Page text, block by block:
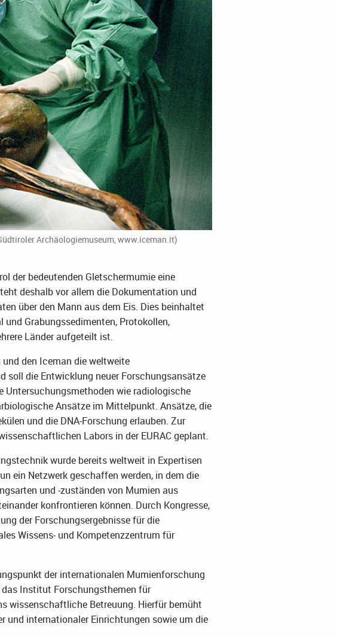
Archäologiemuseum, www.iceman.it)
der bedeutenden Gletschermumie eine
deshalb vor allem die Dokumentation und
über den Mann aus dem Eis. Dies beinhaltet
Grabungssedimenten, Protokollen,
Länder aufgeteilt ist.
den Iceman die weltweite
soll die Entwicklung neuer Forschungsansätze
Untersuchungsmethoden wie radiologische
Ansätze im Mittelpunkt. Ansätze, die
und die DNA-Forschung erlauben. Zur
Labors in der EURAC geplant.
wurde bereits weltweit in Expertisen
ein Netzwerk geschaffen werden, in dem die
und -zuständen von Mumien aus
konfrontieren können. Durch Kongresse,
der Forschungsergebnisse für die
Wissens- und Kompetenzzentrum für
der internationalen Mumienforschung
Institut Forschungsthemen für
wissenschaftliche Betreuung. Hierfür bemüht
internationaler Einrichtungen sowie um die